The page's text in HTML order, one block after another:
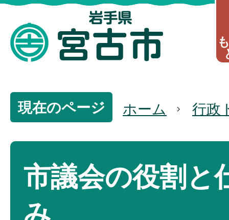
現在のページ ホーム 行政
市議会の役割と
み